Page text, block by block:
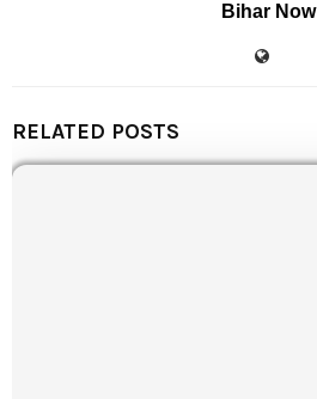
Bihar Now
RELATED POSTS